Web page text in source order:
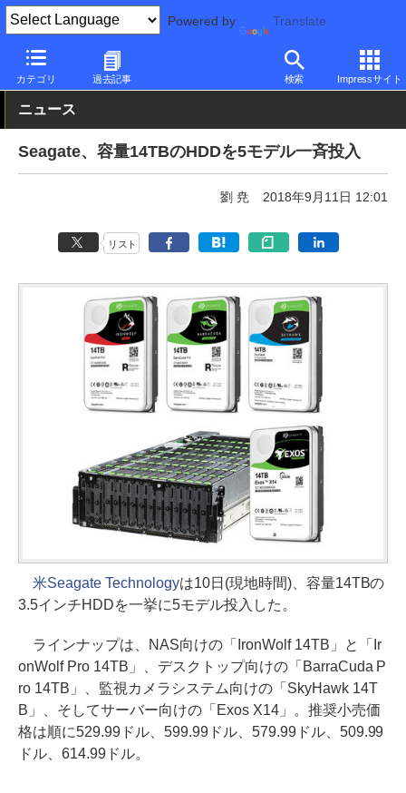
Powered by Translate
カテゴリ 過去記事 検索 Impressサイト
PC Watch 半導体/周辺機器 HDD（ハードディスク） Seagate
ニュース
Seagate、容量14TBのHDDを5モデル一斉投入
劉 尭 2018年9月11日 12:01
リスト
米Seagate Technologyは10日(現地時間)、容量14TBの
3.5インチHDDを一挙に5モデル投入した。
ラインナップは、NAS向けの「IronWolf 14TB」と「Ir
onWolf Pro 14TB」、デスクトップ向けの「BarraCuda P
ro 14TB」、監視カメラシステム向けの「SkyHawk 14T
B」、そしてサーバー向けの「Exos X14」。推奨小売価
格は順に529.99ドル、599.99ドル、579.99ドル、509.99
ドル、614.99ドル。